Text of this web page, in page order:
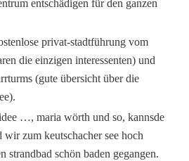
entschädigen für den ganzen
privat-stadtführung vom
die einzigen interessenten) und
(gute übersicht über die
…, maria wörth und so, kannsde
zum keutschacher see hoch
strandbad schön baden gegangen.